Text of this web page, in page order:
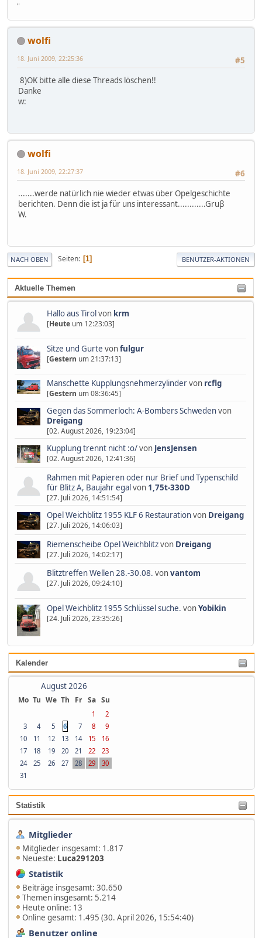
Aktuelle Themen
Hallo aus Tirolvon krm
[Heuteum 12:23:03]
Sitze und Gurte vonfulgur
[Gestern um 21:37:13]
Manschette Kupplungsnehmerzylindervon rcflg
[Gestern um 08:36:45]
Gegen das Sommerloch: A-Bombers Schwedenvon
Dreigang
[02. August 2026, 19:23:04]
Kupplung trennt nicht :o/von JensJensen
[02. August 2026, 12:41:36]
Rahmen mit Papieren oder nur Brief und Typenschild
für Blitz A, Baujahr egalvon 1,75t-330D
[27. Juli 2026, 14:51:54]
Opel Weichblitz 1955 KLF 6 Restaurationvon Dreigang
[27. Juli 2026, 14:06:03]
Riemenscheibe Opel Weichblitzvon Dreigang
[27. Juli 2026, 14:02:17]
Blitztreffen Wellen 28.-30.08. vonvantom
[27. Juli 2026, 09:24:10]
Opel Weichblitz 1955 Schlüssel suche. vonYobikin
[24. Juli 2026, 23:35:26]
Kalender
August 2026
Mo Tu We Th Fr Sa Su
1
2
3
4 5 6 7 8
9
10
11 12 13 14 15
16
17
18 19 20 21 22
23
24
25 26 27 28 29
30
31
Statistik
Mitglieder
Mitglieder insgesamt: 1.817
Neueste: Luca291203
Statistik
Beiträge insgesamt: 30.650
Themen insgesamt: 5.214
Heute online: 13
Online gesamt: 1.495 (30. April 2026, 15:54:40)
Benutzer online
"
wolfi
#5
18. Juni 2009, 22:25:36
8)OK bitte alle diese Threads löschen!!
Danke
w:
wolfi
#6
18. Juni 2009, 22:27:37
.......werde natürlich nie wieder etwas über Opelgeschichte
berichten. Denn die ist ja für uns interessant............Gruβ
W.
NACH OBEN Seiten 1 BENUTZER-AKTIONEN